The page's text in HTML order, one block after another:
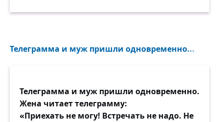
Телеграмма и муж пришли одновременно...
Телеграмма и муж пришли одновременно.
Жена читает телеграмму:
«Приехать не могу! Встречать не надо. Не